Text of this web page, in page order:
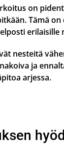
on
Tämä
erilaisille
nesteitä
ja
arjessa.